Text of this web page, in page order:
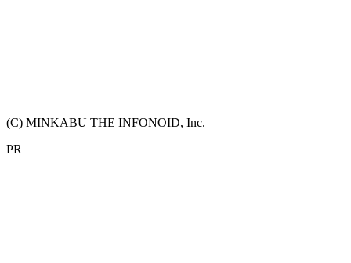
(C) MINKABU THE INFONOID, Inc.
PR